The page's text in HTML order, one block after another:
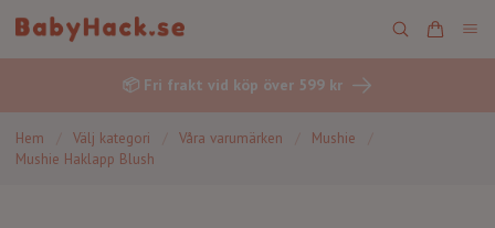
📦 Fri frakt vid köp över 599 kr
Hem Välj kategori Våra varumärken Mushie
Mushie Haklapp Blush